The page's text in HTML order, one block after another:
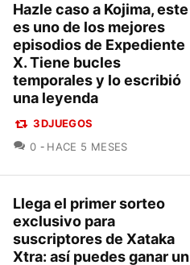
Hazle caso a Kojima, este
es uno de los mejores
episodios de Expediente
X. Tiene bucles
temporales y lo escribió
una leyenda
3DJUEGOS
0 COMENTARIOS
HACE 5 MESES
Llega el primer sorteo
exclusivo para
suscriptores de Xataka
Xtra: así puedes ganar un